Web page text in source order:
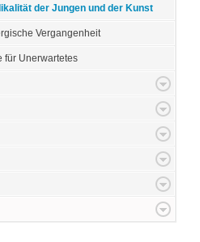
der Jungen und der Kunst
Vergangenheit
für Unerwartetes